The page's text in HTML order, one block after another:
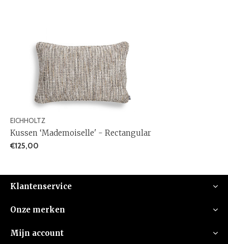
EICHHOLTZ
Kussen ‘Mademoiselle' - Rectangular
€125,00
Klantenservice
Onze merken
Mijn account